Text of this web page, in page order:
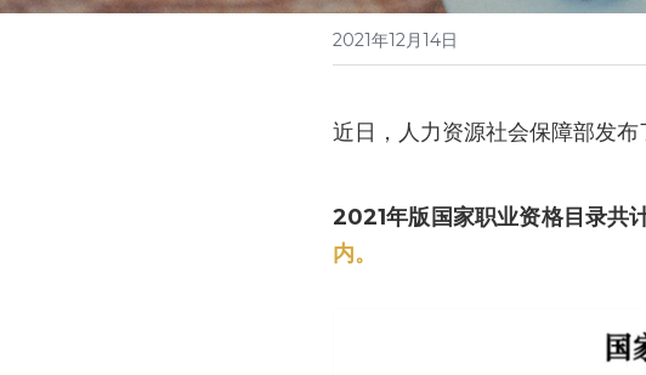
2021年12月14日
近日，人力资源社会保障部发布
2021年版国家职业资格目录共
内。